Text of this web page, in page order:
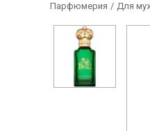
Парфюмерия / Для